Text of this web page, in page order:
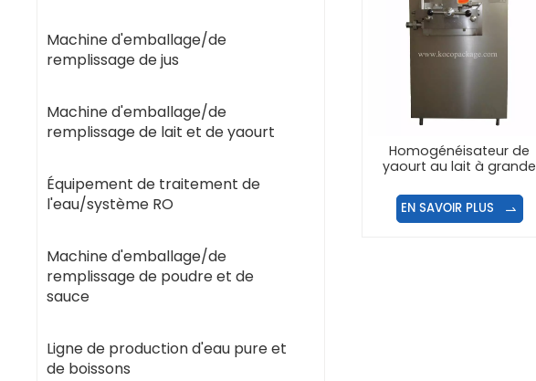
Machine d'emballage/de
remplissage de jus
Machine d'emballage/de
remplissage de lait et de yaourt
Équipement de traitement de
l'eau/système RO
Machine d'emballage/de
remplissage de poudre et de
sauce
Ligne de production d'eau pure et
de boissons
Homogénéisateur de
yaourt au lait à grande
EN SAVOIR PLUS